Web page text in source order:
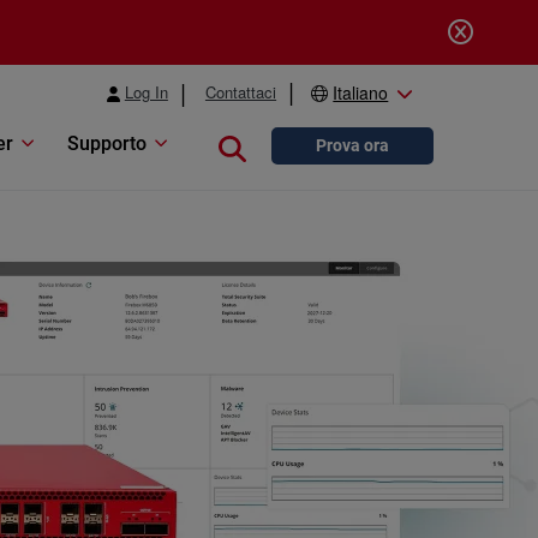
Log In Contattaci Italiano
Supporto Close searchProva ora